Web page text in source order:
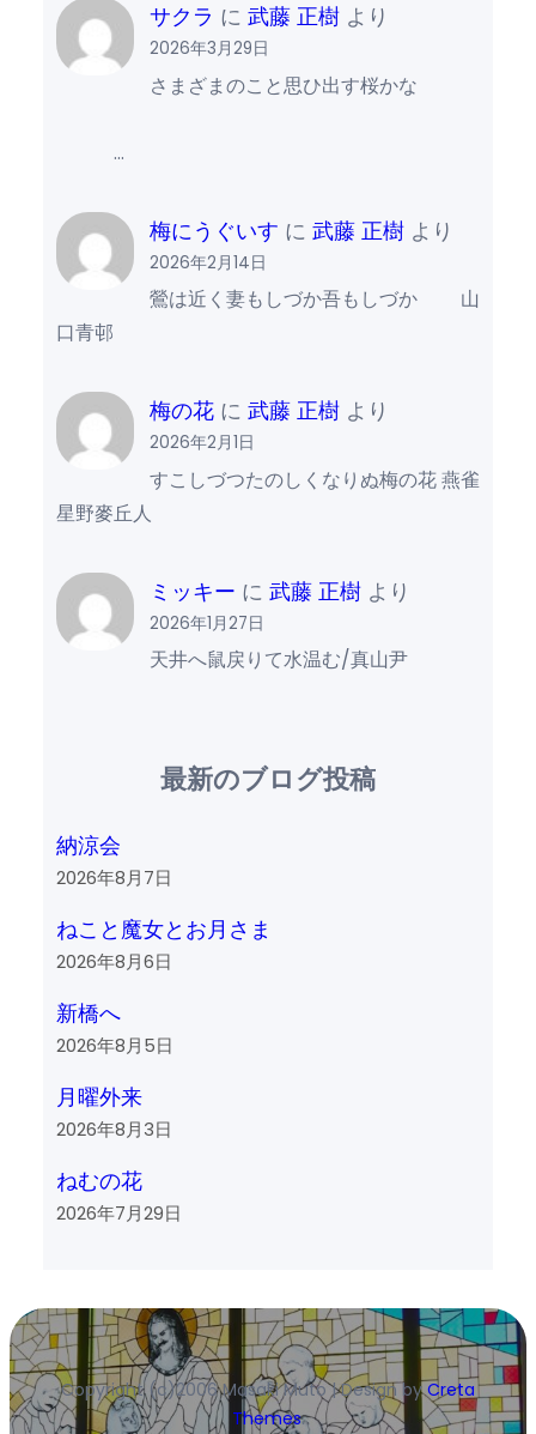
サクラ に武藤 正樹 より
2026年3月29日
さまざまのこと思ひ出す桜かな
…
梅にうぐいす に武藤 正樹 より
2026年2月14日
鶯は近く妻もしづか吾もしづか 山
口青邨
梅の花 に武藤 正樹 より
2026年2月1日
すこしづつたのしくなりぬ梅の花 燕雀
星野麥丘人
ミッキー に武藤 正樹 より
2026年1月27日
天井へ鼠戻りて水温む/真山尹
最新のブログ投稿
納涼会
2026年8月7日
ねこと魔女とお月さま
2026年8月6日
新橋へ
2026年8月5日
月曜外来
2026年8月3日
ねむの花
2026年7月29日
Copyright (c)2006 Masaki Muto | Design byCreta
Themes.